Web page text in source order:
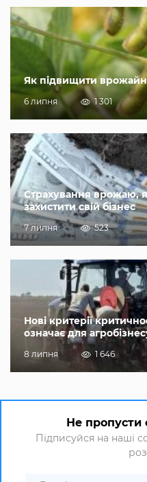
Як підвищити
6 липня 1 301
Страхування врожаю,
захистити свій бізнес
7 липня 523
Нові критерії
означає для
8 липня 1 646
Не пропусти
Підписуйся на наші